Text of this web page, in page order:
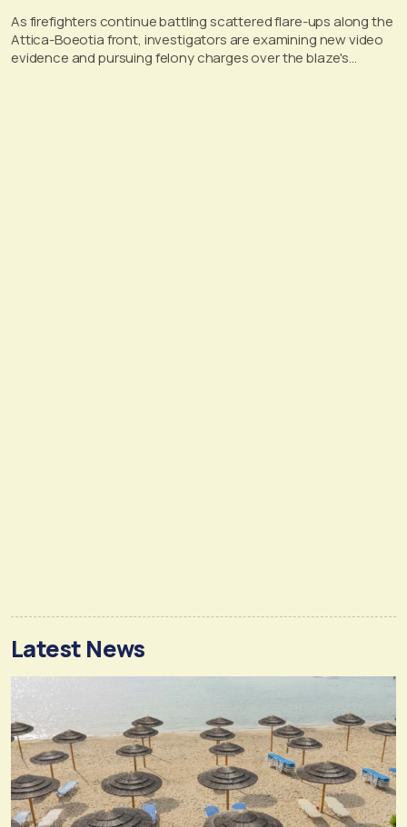
As firefighters continue battling scattered flare-ups along the
Attica-Boeotia front, investigators are examining new video
evidence and pursuing felony charges over the blaze's
Latest News